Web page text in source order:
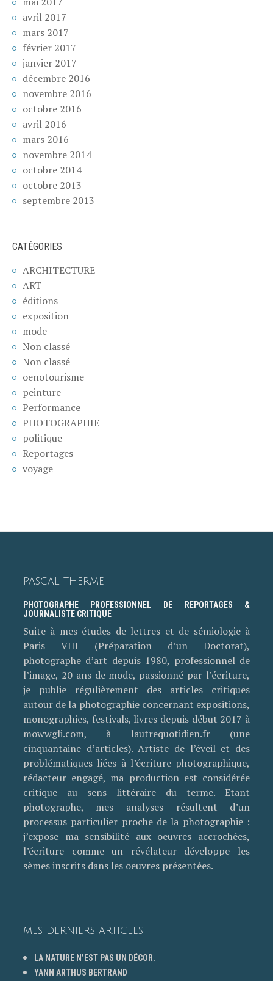
avril 2017
mars 2017
février 2017
janvier 2017
décembre 2016
novembre 2016
octobre 2016
avril 2016
mars 2016
novembre 2014
octobre 2014
octobre 2013
septembre 2013
CATÉGORIES
ARCHITECTURE
ART
éditions
exposition
mode
Non classé
Non classé
oenotourisme
peinture
Performance
PHOTOGRAPHIE
politique
Reportages
voyage
PASCAL THERME
PHOTOGRAPHE PROFESSIONNEL DE REPORTAGES &
JOURNALISTE CRITIQUE
Suite à mes études de lettres et de sémiologie à
Paris VIII (Préparation d’un Doctorat),
photographe d’art depuis 1980, professionnel de
l’image, 20 ans de mode, passionné par l’écriture,
je publie régulièrement des articles critiques
autour de la photographie concernant expositions,
monographies, festivals, livres depuis début 2017 à
mowwgli.com, à lautrequotidien.fr (une
cinquantaine d’articles). Artiste de l’éveil et des
problématiques liées à l’écriture photographique,
rédacteur engagé, ma production est considérée
critique au sens littéraire du terme. Etant
photographe, mes analyses résultent d’un
processus particulier proche de la photographie :
j’expose ma sensibilité aux oeuvres accrochées,
l’écriture comme un révélateur développe les
sèmes inscrits dans les oeuvres présentées.
MES DERNIERS ARTICLES
LA NATURE N’EST PAS UN DÉCOR.
YANN ARTHUS BERTRAND